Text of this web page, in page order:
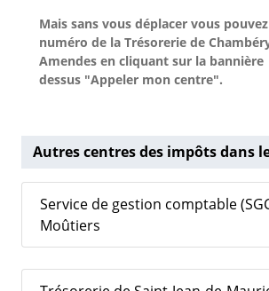
Mais sans vous déplacer vous
numéro de la Trésorerie de
Amendes en cliquant sur la
dessus "Appeler mon centre".
Autres centres des impôts dans
Service de gestion comptable
Moûtiers